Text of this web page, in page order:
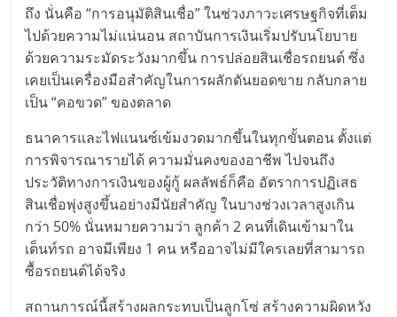
ถึง นั่นคือ “การอนุมัติสินเชื่อ” ในช่วงภาวะเศรษฐกิจที่เต็ม
ไปด้วยความไม่แน่นอน สถาบันการเงินเริ่มปรับนโยบาย
ด้วยความระมัดระวังมากขึ้น การปล่อยสินเชื่อรถยนต์ ซึ่ง
เคยเป็นเครื่องมือสำคัญในการผลักดันยอดขาย กลับกลาย
เป็น “คอขวด” ของตลาด
ธนาคารและไฟแนนซ์เข้มงวดมากขึ้นในทุกขั้นตอน ตั้งแต่
การพิจารณารายได้ ความมั่นคงของอาชีพ ไปจนถึง
ประวัติทางการเงินของผู้กู้ ผลลัพธ์ก็คือ อัตราการปฏิเสธ
สินเชื่อพุ่งสูงขึ้นอย่างมีนัยสำคัญ ในบางช่วงเวลาสูงเกิน
กว่า 50% นั่นหมายความว่า ลูกค้า 2 คนที่เดินเข้ามาใน
เต็นท์รถ อาจมีเพียง 1 คน หรืออาจไม่มีใครเลยที่สามารถ
ซื้อรถยนต์ได้จริง
สถานการณ์นี้สร้างผลกระทบเป็นลูกโซ่ สร้างความผิดหวัง